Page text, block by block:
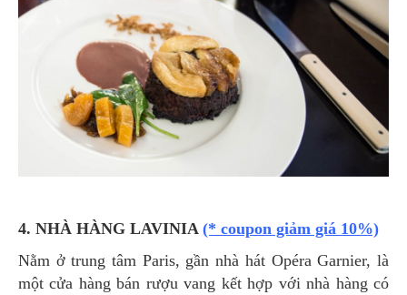
4. NHÀ HÀNG LAVINIA (* coupon giảm giá 10%)
Nằm ở trung tâm Paris, gần nhà hát Opéra Garnier, là
một cửa hàng bán rượu vang kết hợp với nhà hàng có